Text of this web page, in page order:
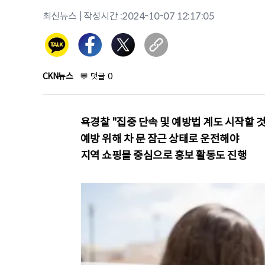
최신뉴스 | 작성시간 :2024-10-07 12:17:05
CKN뉴스 💬 댓글 0
욕경찰 "집중 단속 및 예방법 계도 시작할
예방 위해 차 문 잠근 상태로 운전해야